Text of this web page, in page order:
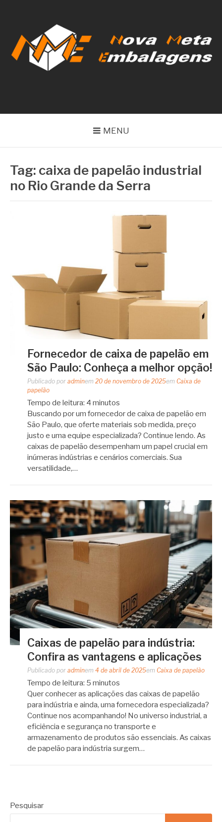
conteúdo
MENU
Tag: caixa de papelão industrial
no Rio Grande da Serra
Fornecedor de caixa de papelão em
São Paulo: Conheça a melhor opção!
Publicado por adminem 20 de novembro de 2025em Caixa de
papelão
Tempo de leitura: 4 minutos
Buscando por um fornecedor de caixa de papelão em
São Paulo, que oferte materiais sob medida, preço
justo e uma equipe especializada? Continue lendo. As
caixas de papelão desempenham um papel crucial em
inúmeras indústrias e cenários comerciais. Sua
versatilidade,…
Caixas de papelão para indústria:
Confira as vantagens e aplicações
Publicado por adminem 4 de abril de 2025em Caixa de papelão
Tempo de leitura: 5 minutos
Quer conhecer as aplicações das caixas de papelão
para indústria e ainda, uma fornecedora especializada?
Continue nos acompanhando! No universo industrial, a
eficiência e segurança no transporte e
armazenamento de produtos são essenciais. As caixas
de papelão para indústria surgem…
Pesquisar